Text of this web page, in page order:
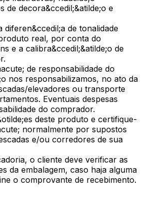
de decora&ccedil;&atilde;o e
diferen&ccedil;a de tonalidade
real, por conta do
e a calibra&ccedil;&atilde;o de
de responsabilidade do
nos responsabilizamos, no ato da
elevadores ou transporte
Eventuais despesas
do comprador.
deste produto e certifique-
normalmente por supostos
e/ou corredores de sua
o cliente deve verificar as
da embalagem, caso haja alguma
o comprovante de recebimento.